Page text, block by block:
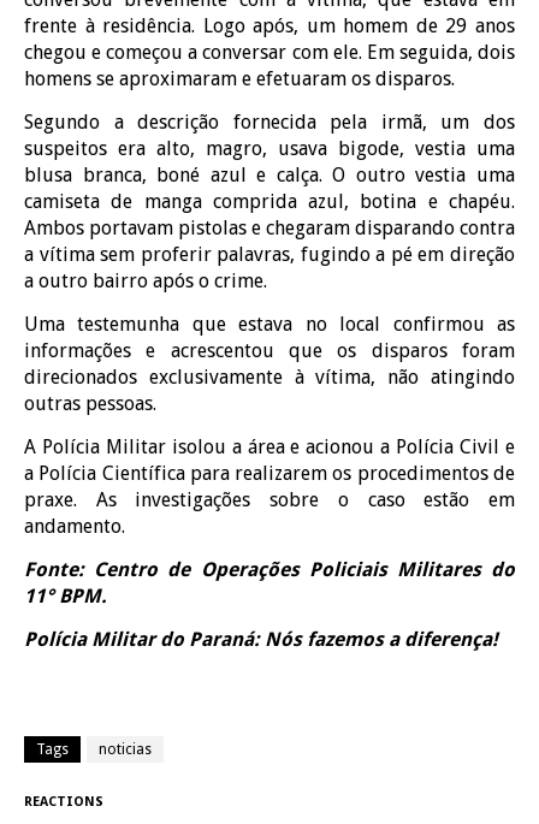
frente à residência. Logo após, um homem de 29 anos
chegou e começou a conversar com ele. Em seguida, dois
homens se aproximaram e efetuaram os disparos.
Segundo a descrição fornecida pela irmã, um dos
suspeitos era alto, magro, usava bigode, vestia uma
blusa branca, boné azul e calça. O outro vestia uma
camiseta de manga comprida azul, botina e chapéu.
Ambos portavam pistolas e chegaram disparando contra
a vítima sem proferir palavras, fugindo a pé em direção
a outro bairro após o crime.
Uma testemunha que estava no local confirmou as
informações e acrescentou que os disparos foram
direcionados exclusivamente à vítima, não atingindo
outras pessoas.
A Polícia Militar isolou a área e acionou a Polícia Civil e
a Polícia Científica para realizarem os procedimentos de
praxe. As investigações sobre o caso estão em
andamento.
Fonte: Centro de Operações Policiais Militares do
11° BPM.
Polícia Militar do Paraná: Nós fazemos a diferença!
Tags noticias
REACTIONS